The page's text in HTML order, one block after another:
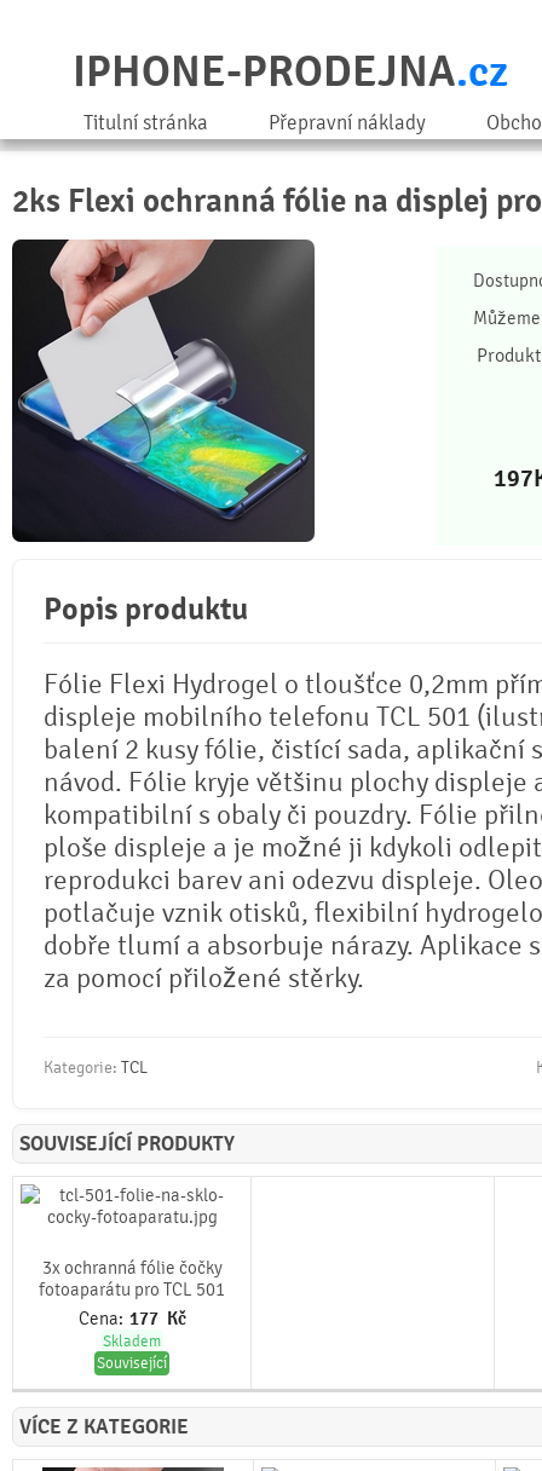
IPHONE-PRODEJNA.cz
Titulní stránka Přepravní náklady
2ks Flexi ochranná fólie na displej
197
Popis produktu
Fólie Flexi Hydrogel o tloušťce 0,2mm
displeje mobilního telefonu TCL 501
balení 2 kusy fólie, čistící sada, aplikační
návod. Fólie kryje většinu plochy displeje
kompatibilní s obaly či pouzdry. Fólie
ploše displeje a je možné ji kdykoli
reprodukci barev ani odezvu displeje.
potlačuje vznik otisků, flexibilní
dobře tlumí a absorbuje nárazy. Aplikace
za pomocí přiložené stěrky.
Kategorie: TCL
SOUVISEJÍCÍ PRODUKTY
3x ochranná fólie čočky
fotoaparátu pro TCL 501
Cena: 177 Kč
Skladem
Související
VÍCE Z KATEGORIE